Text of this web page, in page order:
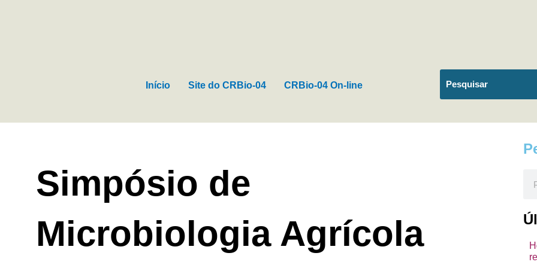
Início Site do CRBio-04 CRBio-04 On-line
Simpósio de
Microbiologia Agrícola